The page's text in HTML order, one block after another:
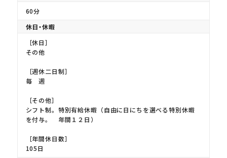
60分
休日・休暇
［休日］
その他
［週休二日制］
毎 週
［その他］
シフト制。特別有給休暇（自由に日にちを選べる特別休暇
を付与。 年間１２日）
［年間休日数］
105日